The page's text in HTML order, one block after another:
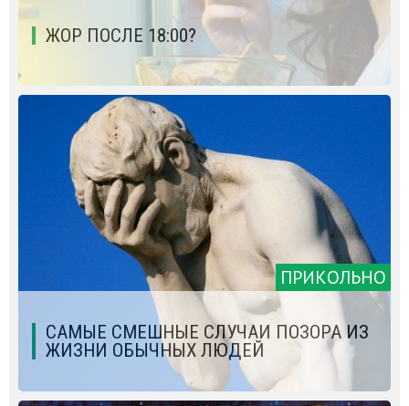
ЖОР ПОСЛЕ 18:00?
ПРИКОЛЬНО
CАМЫЕ СМЕШНЫЕ СЛУЧАИ ПОЗОРА ИЗ
ЖИЗНИ ОБЫЧНЫХ ЛЮДЕЙ